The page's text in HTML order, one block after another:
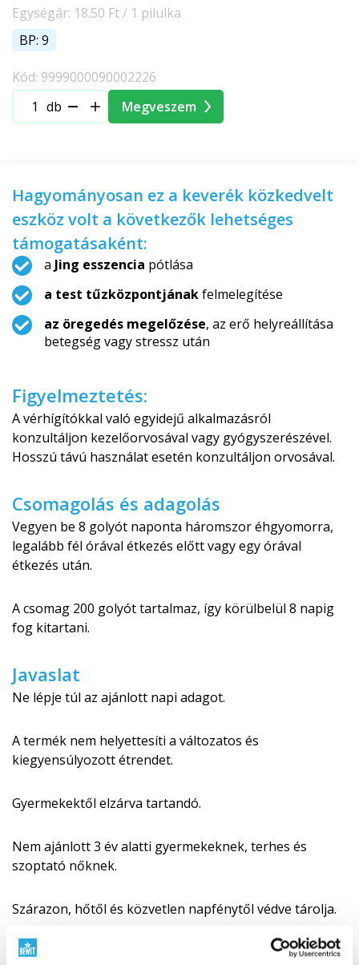
Egységár: 18.50 Ft / 1 pilulka
BP: 9
Kód: 9999000090002226
db
Megveszem
Hagyományosan ez a keverék közkedvelt
eszköz volt a következők lehetséges
támogatásaként:
a Jing esszencia pótlása
a test tűzközpontjánakfelmelegítése
az öregedés megelőzése, az erő helyreállítása
betegség vagy stressz után
Figyelmeztetés:
A vérhígítókkal való egyidejű alkalmazásról
konzultáljon kezelőorvosával vagy gyógyszerészével.
Hosszú távú használat esetén konzultáljon orvosával.
Csomagolás és adagolás
Vegyen be 8 golyót naponta háromszor éhgyomorra,
legalább fél órával étkezés előtt vagy egy órával
étkezés után.
A csomag 200 golyót tartalmaz, így körülbelül 8 napig
fog kitartani.
Javaslat
Ne lépje túl az ajánlott napi adagot.
A termék nem helyettesíti a változatos és
kiegyensúlyozott étrendet.
Gyermekektől elzárva tartandó.
Nem ajánlott 3 év alatti gyermekeknek, terhes és
szoptató nőknek.
Szárazon, hőtől és közvetlen napfénytől védve tárolja.
Használat előtt mindenképpen konzultáljon egy